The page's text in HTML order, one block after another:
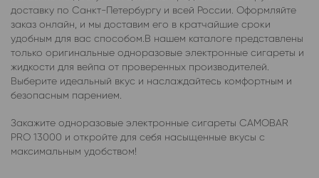
доставку по Санкт-Петербургу и всей России. Оформляйте
заказ онлайн, и мы доставим его в кратчайшие сроки
удобным для вас способом.В нашем каталоге представлены
только оригинальные одноразовые электронные сигареты и
жидкости для вейпа от проверенных производителей.
Выберите идеальный вкус и наслаждайтесь комфортным и
безопасным парением.
Закажите одноразовые электронные сигареты CAMOBAR
PRO 13000 и откройте для себя насыщенные вкусы с
максимальным удобством!